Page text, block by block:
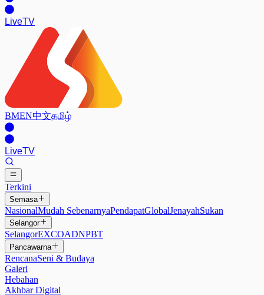
LiveTV
BMEN中文தமிழ்
LiveTV
Terkini
Semasa
NasionalMudah SebenarnyaPendapatGlobalJenayahSukan
Selangor
SelangorEXCOADNPBT
Pancawarna
RencanaSeni & Budaya
Galeri
Hebahan
Akhbar Digital